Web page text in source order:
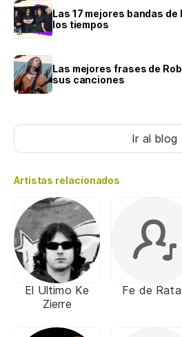
Las 17 mejores bandas
los tiempos
Las mejores frases de
sus canciones
Ir al blog
Artistas relacionados
El Ultimo Ke
Zierre
Fe de